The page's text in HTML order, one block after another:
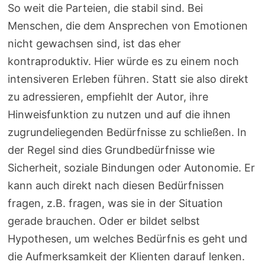
So weit die Parteien, die stabil sind. Bei
Menschen, die dem Ansprechen von Emotionen
nicht gewachsen sind, ist das eher
kontraproduktiv. Hier würde es zu einem noch
intensiveren Erleben führen. Statt sie also direkt
zu adressieren, empfiehlt der Autor, ihre
Hinweisfunktion zu nutzen und auf die ihnen
zugrundeliegenden Bedürfnisse zu schließen. In
der Regel sind dies Grundbedürfnisse wie
Sicherheit, soziale Bindungen oder Autonomie. Er
kann auch direkt nach diesen Bedürfnissen
fragen, z.B. fragen, was sie in der Situation
gerade brauchen. Oder er bildet selbst
Hypothesen, um welches Bedürfnis es geht und
die Aufmerksamkeit der Klienten darauf lenken.